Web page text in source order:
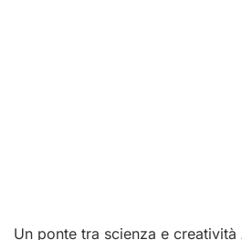
Un ponte tra scienza e